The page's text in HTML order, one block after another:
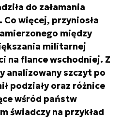
do załamania
więcej, przyniosła
między
militarnej
na flance wschodniej. Z
analizowany szczyt po
podziały oraz różnice
wśród państw
świadczy na przykład